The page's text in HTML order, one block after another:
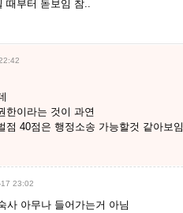
때부터 돋보임 참..
한이라는 것이 과연
점 40점은 행정소송 가능할것 같아보임
23:02
사 아무나 들어가는거 아님